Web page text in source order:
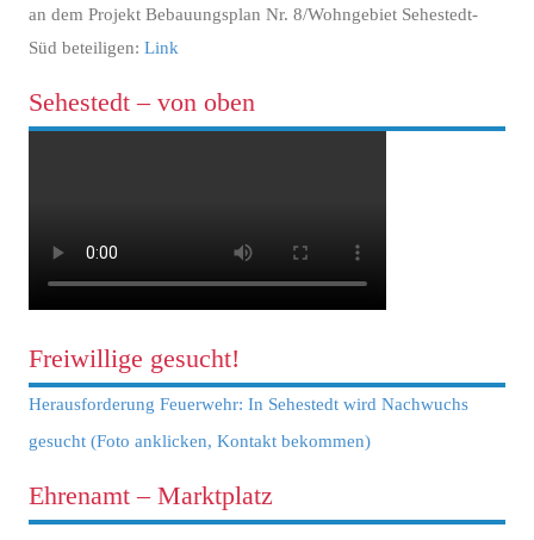
an dem Projekt Bebauungsplan Nr. 8/Wohngebiet Sehestedt-
Süd beteiligen: Link
Sehestedt – von oben
Freiwillige gesucht!
Herausforderung Feuerwehr: In Sehestedt wird Nachwuchs
gesucht (Foto anklicken, Kontakt bekommen)
Ehrenamt – Marktplatz